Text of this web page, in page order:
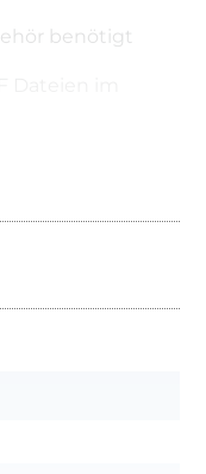
benötigt